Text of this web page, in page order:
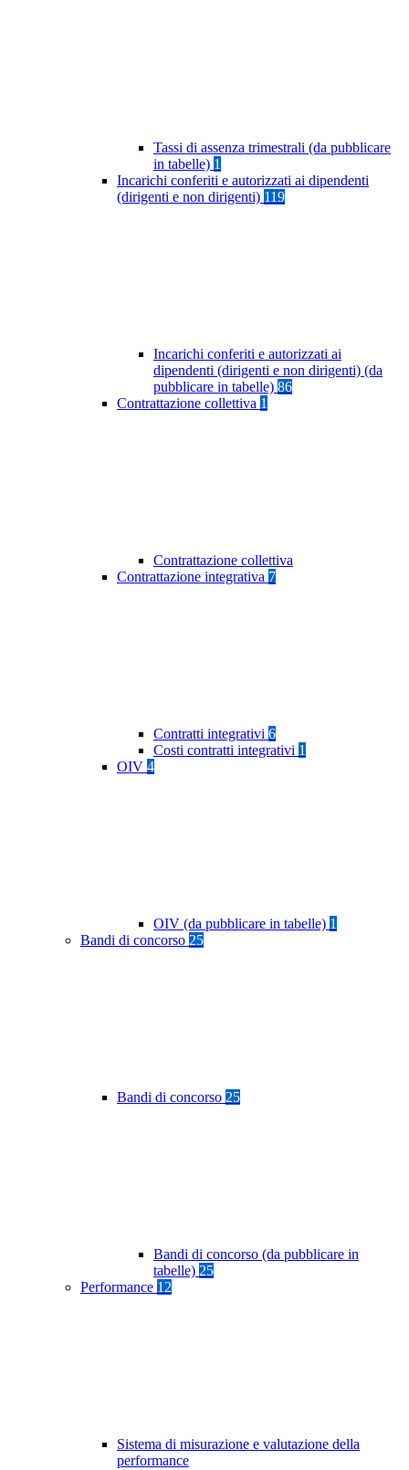
Tassi di assenza trimestrali (da pubblicare
in tabelle) 1
Incarichi conferiti e autorizzati ai dipendenti
(dirigenti e non dirigenti) 119
Incarichi conferiti e autorizzati ai
dipendenti (dirigenti e non dirigenti) (da
pubblicare in tabelle) 86
Contrattazione collettiva 1
Contrattazione collettiva
Contrattazione integrativa 7
Contratti integrativi 6
Costi contratti integrativi 1
OIV 4
OIV (da pubblicare in tabelle) 1
Bandi di concorso 25
Bandi di concorso 25
Bandi di concorso (da pubblicare in
tabelle) 25
Performance 12
Sistema di misurazione e valutazione della
performance